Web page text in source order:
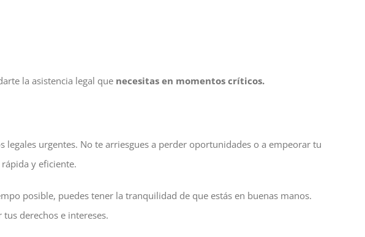
la asistencia legal que necesitas en momentos críticos.
urgentes. No te arriesgues a perder oportunidades o a empeorar tu
y eficiente.
posible, puedes tener la tranquilidad de que estás en buenas manos.
derechos e intereses.